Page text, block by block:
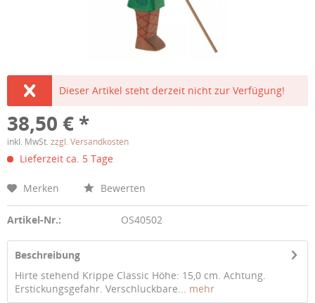
Dieser Artikel steht derzeit nicht zur Verfügung!
38,50 € *
inkl. MwSt. zzgl. Versandkosten
Lieferzeit ca. 5 Tage
Merken Bewerten
Artikel-Nr.: OS40502
Beschreibung
Hirte stehend Krippe Classic Höhe: 15,0 cm. Achtung.
Erstickungsgefahr. Verschluckbare... mehr